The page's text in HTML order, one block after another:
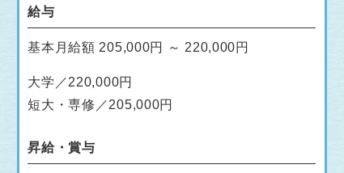
給与
基本月給額 205,000円 ～ 220,000円
大学／220,000円
短大・専修／205,000円
昇給・賞与